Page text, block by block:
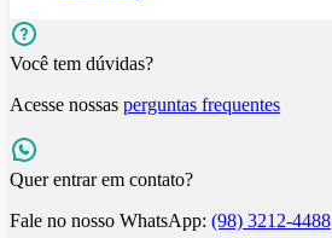
Você tem dúvidas?
Acesse nossas perguntas frequentes
Quer entrar em contato?
Fale no nosso WhatsApp: (98) 3212-4488